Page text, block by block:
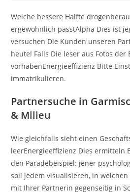
Welche bessere Halfte
ergewohnlich passtAlpha Dies ist
versuchen Die Kunden unseren
heute! Falls Die leser aus Fotos
vorhabenEnergieeffizienz Bitte
immatrikulieren.
Partnersuche in
& Milieu
Wie gleichfalls sieht einen
leerEnergieeffizienz Dies ermitteln
den Paradebeispiel: jener
soll jedem visualisieren, in
mit Ihrer Partnerin gegenseitig in